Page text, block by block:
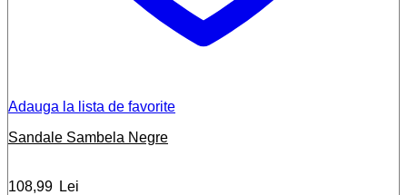
Adauga la lista de favorite
Sandale Sambela Negre
108,99 Lei